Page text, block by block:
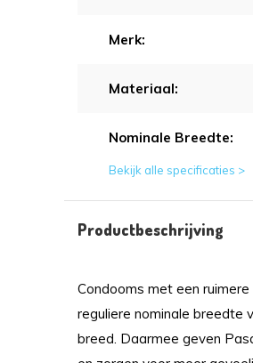
Merk:
Materiaal:
Nominale Breedte:
Bekijk alle specificaties >
Productbeschrijving
Condooms met een
reguliere nominale breedte
breed. Daarmee geven